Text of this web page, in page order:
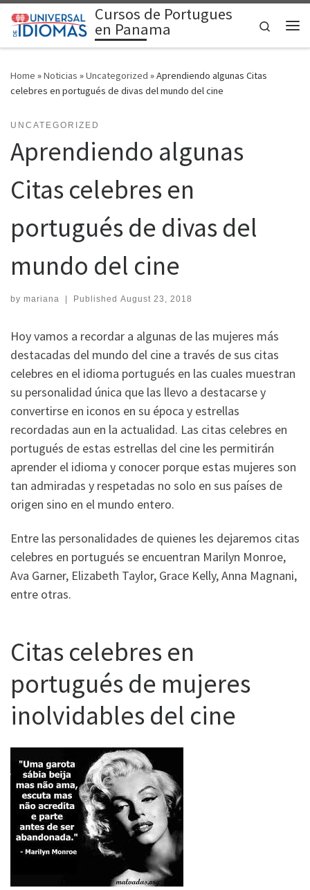
Skip to content Cursos de Portugues
en Panama
Search
Home »Noticias »Uncategorized »Aprendiendo algunas Citas
celebres en portugués de divas del mundo del cine
UNCATEGORIZED
Aprendiendo algunas
Citas celebres en
portugués de divas del
mundo del cine
by mariana Published August 23, 2018
Hoy vamos a recordar a algunas de las mujeres más
destacadas del mundo del cine a través de sus citas
celebres en el idioma portugués en las cuales muestran
su personalidad única que las llevo a destacarse y
convertirse en iconos en su época y estrellas
recordadas aun en la actualidad. Las citas celebres en
portugués de estas estrellas del cine les permitirán
aprender el idioma y conocer porque estas mujeres son
tan admiradas y respetadas no solo en sus países de
origen sino en el mundo entero.
Entre las personalidades de quienes les dejaremos citas
celebres en portugués se encuentran Marilyn Monroe,
Ava Garner, Elizabeth Taylor, Grace Kelly, Anna Magnani,
entre otras.
Citas celebres en
portugués de mujeres
inolvidables del cine